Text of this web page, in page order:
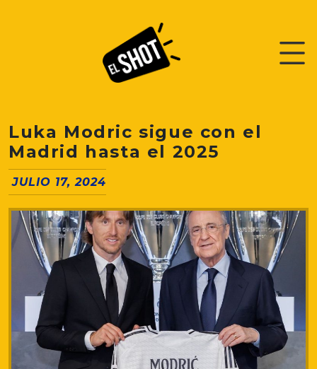
Luka Modric sigue con el
Madrid hasta el 2025
JULIO 17, 2024